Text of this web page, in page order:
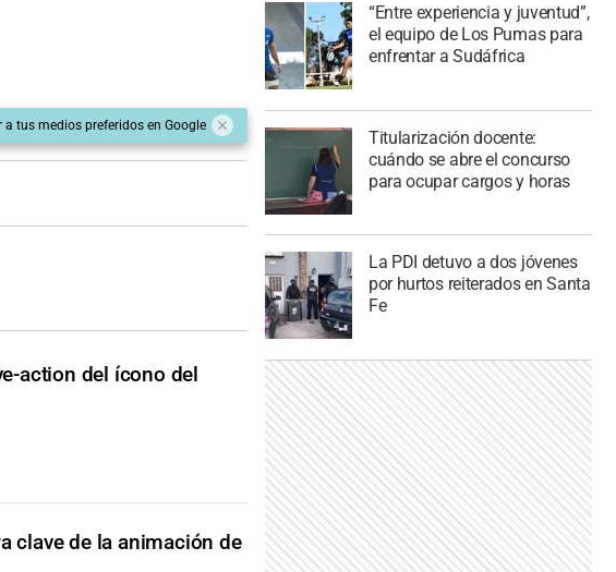
a tus medios preferidos en Google
action del ícono del
clave de la animación de
“Entre experiencia y juventud”,
el equipo de Los Pumas para
enfrentar a Sudáfrica
Titularización docente:
cuándo se abre el concurso
para ocupar cargos y horas
La PDI detuvo a dos jóvenes
por hurtos reiterados en Santa
Fe